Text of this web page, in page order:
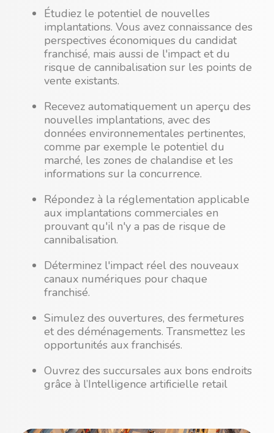
Étudiez le potentiel de nouvelles
implantations. Vous avez connaissance des
perspectives économiques du candidat
franchisé, mais aussi de l'impact et du
risque de cannibalisation sur les points de
vente existants.
Recevez automatiquement un aperçu des
nouvelles implantations, avec des
données environnementales pertinentes,
comme par exemple le potentiel du
marché, les zones de chalandise et les
informations sur la concurrence.
Répondez à la réglementation applicable
aux implantations commerciales en
prouvant qu'il n'y a pas de risque de
cannibalisation.
Déterminez l'impact réel des nouveaux
canaux numériques pour chaque
franchisé.
Simulez des ouvertures, des fermetures
et des déménagements. Transmettez les
opportunités aux franchisés.
Ouvrez des succursales aux bons endroits
grâce à l’Intelligence artificielle retail